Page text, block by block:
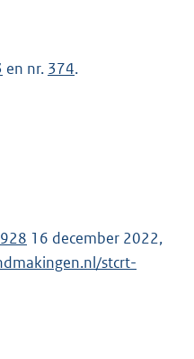
en nr. 374.
16 december 2022,
stcrt-